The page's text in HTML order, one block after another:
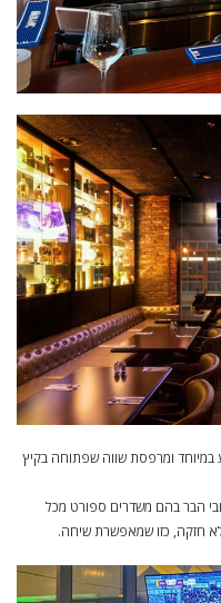
במיוחד ומרפסת שווה שפתוחה בקיץ
הברבהם משדרים ספורט מכל
לא חזקה, כזו שמאפשרת שיחה.